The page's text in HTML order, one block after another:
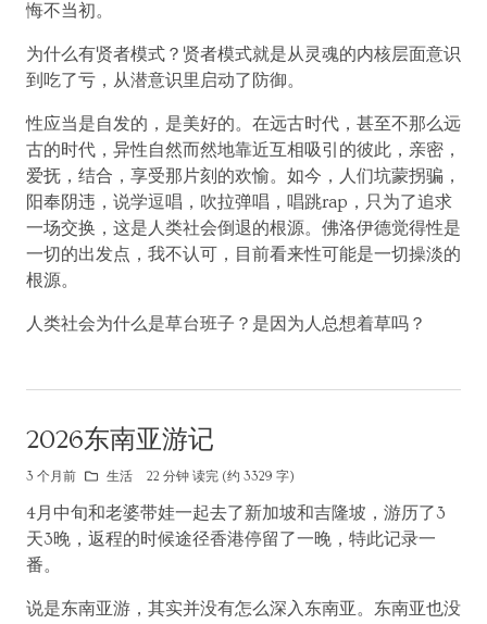
悔不当初。
为什么有贤者模式？贤者模式就是从灵魂的内核层面意识
到吃了亏，从潜意识里启动了防御。
性应当是自发的，是美好的。在远古时代，甚至不那么远
古的时代，异性自然而然地靠近互相吸引的彼此，亲密，
爱抚，结合，享受那片刻的欢愉。如今，人们坑蒙拐骗，
阳奉阴违，说学逗唱，吹拉弹唱，唱跳rap，只为了追求
一场交换，这是人类社会倒退的根源。佛洛伊德觉得性是
一切的出发点，我不认可，目前看来性可能是一切操淡的
根源。
人类社会为什么是草台班子？是因为人总想着草吗？
2026东南亚游记
3 个月前 生活 22 分钟 读完 (约 3329 字)
4月中旬和老婆带娃一起去了新加坡和吉隆坡，游历了3
天3晚，返程的时候途径香港停留了一晚，特此记录一
番。
说是东南亚游，其实并没有怎么深入东南亚。东南亚也没